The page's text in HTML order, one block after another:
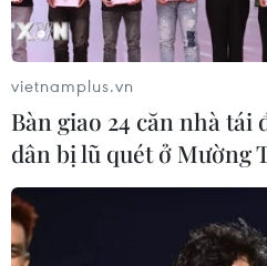
Bắc Ninh: Tinh gọn hơn
cơ sở giáo dục công lập
05/08/2026 06:53
Vụ trường Chuyên Tuyên
Việc tổ chức thi lại trên cơ sở
điều tra
05/08/2026 04:39
vietnamplus.vn
Bàn giao 24 căn nhà tái
dân bị lũ quét ở Mường